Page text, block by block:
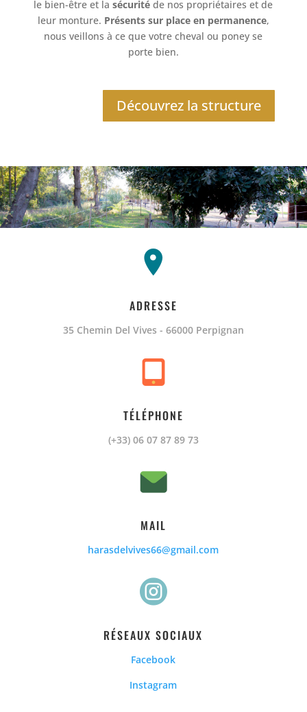
le bien-être et lasécurité de nos propriétaires et de
leur monture. Présents sur place en permanence,
nous veillons à ce que votre cheval ou poney se
porte bien.
Découvrez la structure
ADRESSE
35 Chemin Del Vives - 66000 Perpignan
TÉLÉPHONE
(+33) 06 07 87 89 73
MAIL
harasdelvives66@gmail.com

RÉSEAUX SOCIAUX
Facebook
Instagram